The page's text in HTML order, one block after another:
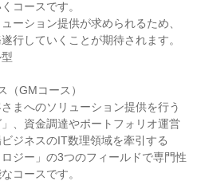
コースです。
ーション提供が求められるため、
行していくことが期待されます。
（GMコース）
まへのソリューション提供を行う
、資金調達やポートフォリオ運営
ジネスのIT数理領域を牽引する
ジー」の3つのフィールドで専門性
コースです。